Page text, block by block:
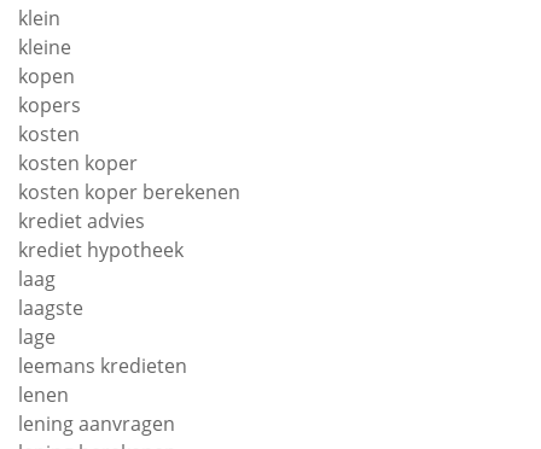
klein
kleine
kopen
kopers
kosten
kosten koper
kosten koper berekenen
krediet advies
krediet hypotheek
laag
laagste
lage
leemans kredieten
lenen
lening aanvragen